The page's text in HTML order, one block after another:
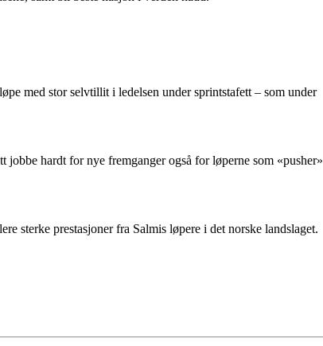
med stor selvtillit i ledelsen under sprintstafett – som under
jobbe hardt for nye fremganger også for løperne som «pusher»
sterke prestasjoner fra Salmis løpere i det norske landslaget.